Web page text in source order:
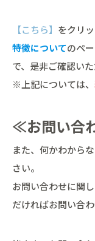
【こちら】 をクリ
特徴についてのペ
で、是非ご確認い
※上記については、
≪お問い合
また、何かわから
さい。
お問い合わせに関し
だければお問い合わ